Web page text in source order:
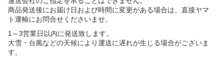
商品発送後にお届け日および時間に変更がある場合は、直接ヤマ
ト運輸にお問合せくださいませ。
1～3営業日以内に発送致します。
大雪・台風などの天候により運送に遅れが生じる場合がございま
す。